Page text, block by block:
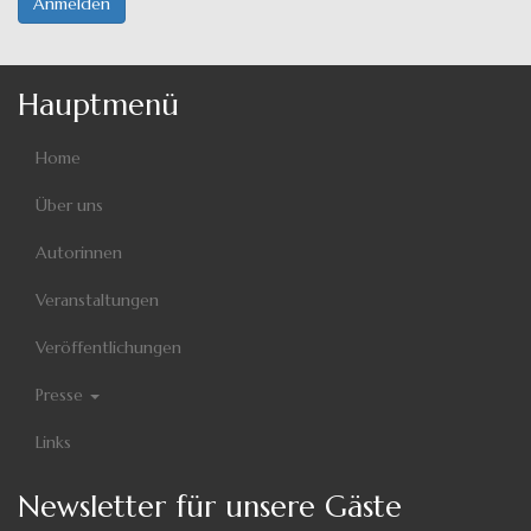
Hauptmenü
Home
Über uns
Autorinnen
Veranstaltungen
Veröffentlichungen
Presse
Links
Newsletter für unsere Gäste